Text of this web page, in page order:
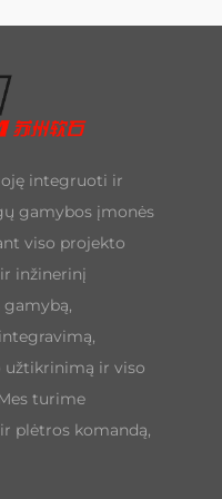
integruoti ir
gamybos įmonės
viso projekto
inžinerinį
ir viso
turime
plėtros komandą,